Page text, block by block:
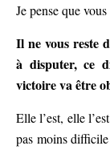
Je pense que
Il ne vous reste
à disputer, ce
victoire va être
Elle l’est, elle
pas moins